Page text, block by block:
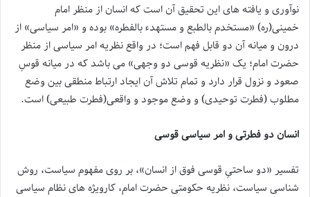
نوآوری و یافته های این تحقیق آن است که انسان از منظر امام
خمینی(ره) «مستخدم بالطبع و مستهدء بالفطره» بوده و «امر سیاسی» از
درون و میانه آن دو قابل فهم است؛ در واقع نظریه امر سیاسی از منظر
حضرت امام؛ یک «نظریه قوسی دو وجهی» می باشد که در میانه قوسِ
صعود و نزول قرار دارد و تمام تلاش آن ایجاد ارتباط منطقی بین وضع
مطلوب (فطرت توحیدی) و وضع موجود و واقعی(فطرت طبیعی) است.
انسان دو فطرتی و امر سیاسی قوسی
تفسیر «دو ساحتیِ قوسی فوق از انسان»، بر روی مفهوم سیاست، روش
شناسی سیاست، نظریه حکومتی حضرت امام، کارویژه های نظام سیاسی